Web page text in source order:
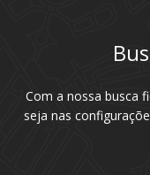
Com a nossa busca
seja nas